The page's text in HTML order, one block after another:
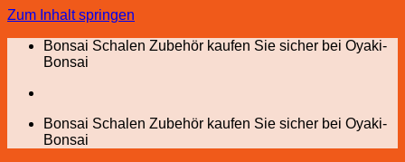
Zum Inhalt springen
Bonsai Schalen Zubehör kaufen Sie sicher bei Oyaki-
Bonsai
Bonsai Schalen Zubehör kaufen Sie sicher bei Oyaki-
Bonsai